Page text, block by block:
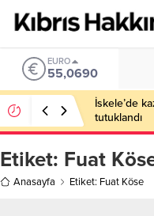
EURO
55,0690
İskele’de
tutuklandı
Etiket: Fuat
Anasayfa Etiket: Fuat Köse